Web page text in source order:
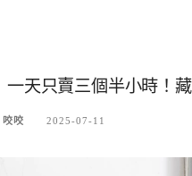
一天只賣三個半小時！
咬咬 2025-07-11